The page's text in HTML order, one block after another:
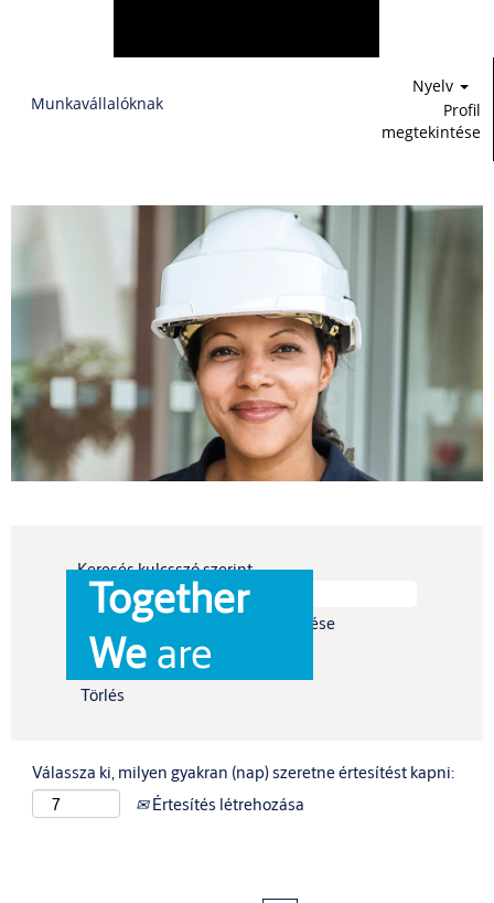
Munkavállalóknak
Nyelv
Profil
megtekintése
és
Together
We are
Keresés kulcsszó szerint
További lehetőségek megjelenítése
Törlés
Válassza ki, milyen gyakran (nap) szeretne értesítést kapni:
Értesítés létrehozása